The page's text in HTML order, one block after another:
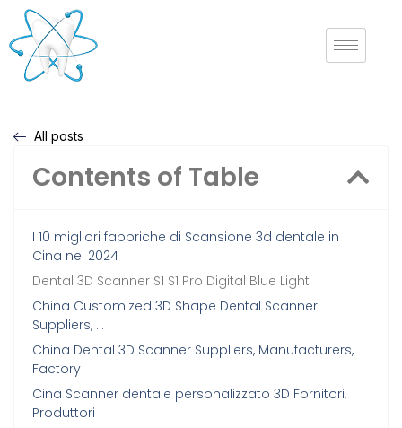
All posts
Contents of Table
I 10 migliori fabbriche di Scansione 3d dentale in
Cina nel 2024
Dental 3D Scanner S1 S1 Pro Digital Blue Light
China Customized 3D Shape Dental Scanner
Suppliers, …
China Dental 3D Scanner Suppliers, Manufacturers,
Factory
Cina Scanner dentale personalizzato 3D Fornitori,
Produttori